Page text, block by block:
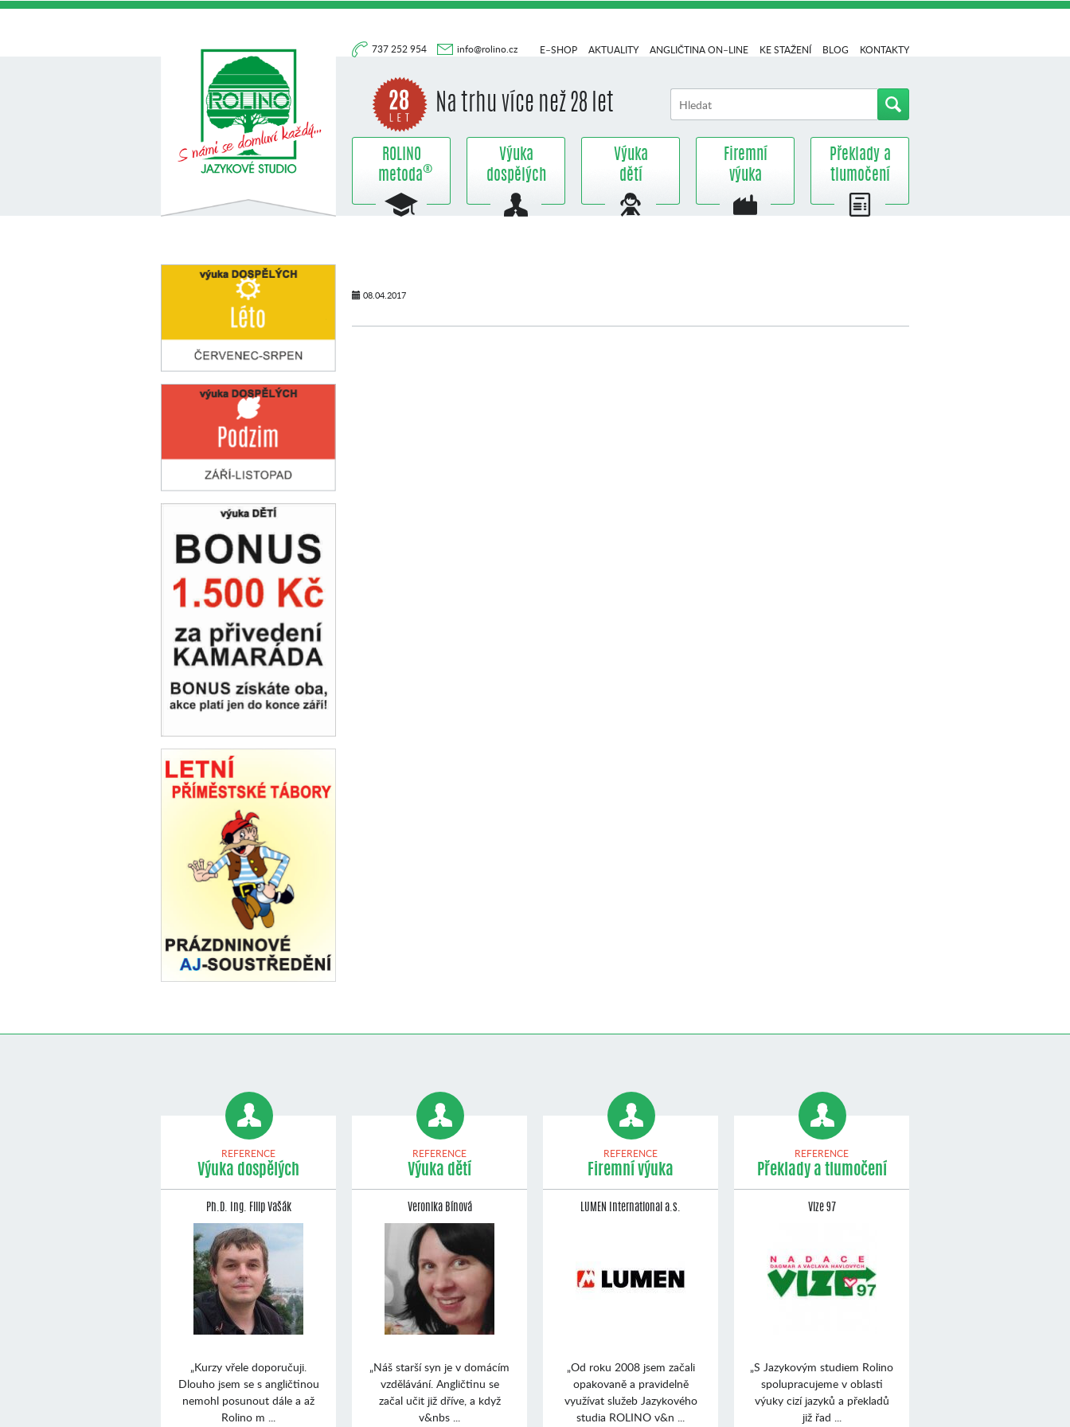
737 252 954 info@rolino.cz
Na trhu více než 28 let
E–SHOP AKTUALITY ANGLIČTINA ON–LINE KE STAŽENÍ BLOG KONTAKTY
ROLINO
metoda®
Výuka
dospělých
Výuka
dětí
Firemní
výuka
Překlady a
tlumočení
08.04.2017
REFERENCE
Výuka dospělých
Ph.D. Ing. Filip Vašák
„Kurzy vřele doporučuji.
Dlouho jsem se s angličtinou
nemohl posunout dále a až
Rolino m ...
REFERENCE
Výuka dětí
Veronika Bínová
„Náš starší syn je v domácím
vzdělávání. Angličtinu se
začal učit již dříve, a když
v&nbs ...
REFERENCE
Firemní výuka
LUMEN International a.s.
„Od roku 2008 jsem začali
opakovaně a pravidelně
využívat služeb Jazykového
studia ROLINO v&n ...
REFERENCE
Překlady a tlumočení
Vize 97
„S Jazykovým studiem Rolino
spolupracujeme v oblasti
výuky cizí jazyků a překladů
již řad ...